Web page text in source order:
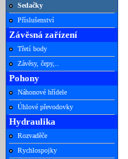
Sedačky
Příslušenství
Závěsná zařízení
Třetí body
Závěsy, čepy,..
Pohony
Náhonové hřídele
Úhlové převodovky
Hydraulika
Rozvaděče
Rychlospojky